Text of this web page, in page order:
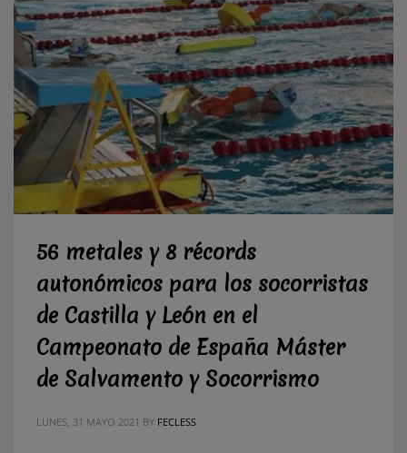
56 metales y 8 récords
autonómicos para los socorristas
de Castilla y León en el
Campeonato de España Máster
de Salvamento y Socorrismo
LUNES, 31 MAYO 2021 BY FECLESS